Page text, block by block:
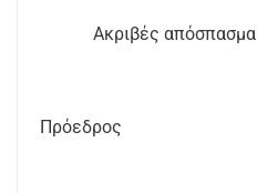
Ακριβές απόσπασμα
Πρόεδρος